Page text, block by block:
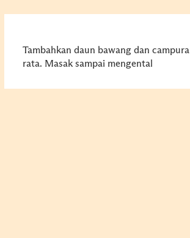
Tambahkan daun bawang dan
rata. Masak sampai mengental